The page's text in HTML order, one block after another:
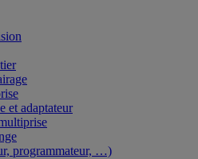
et adaptateur
programmateur, …)